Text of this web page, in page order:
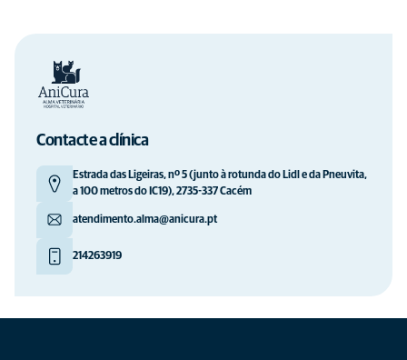
Contacte a clínica
Estrada das Ligeiras, nº 5 (junto à rotunda do Lidl e da Pneuvita,
a 100 metros do IC19), 2735-337 Cacém
atendimento.alma@anicura.pt
214263919